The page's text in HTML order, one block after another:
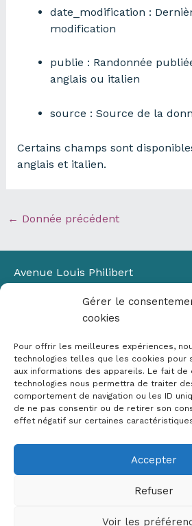
Gérer le
cookies
Pour offrir les meilleures expériences,
technologies telles que les cookies pour
aux informations des appareils. Le fait de
technologies nous permettra de traiter
comportement de navigation ou les ID
de ne pas consentir ou de retirer son
effet négatif sur certaines
Accepter
Refuser
Voir les
date_modification :
modification
publie : Randonnée
anglais ou italien
source : Source de la
Certains champs sont
anglais et italien.
← Donnée précédent
Avenue Louis Philibert
Bâtiment Laennec
13100 Aix-en-Provence
✉ contact@crige-paca.org
Mentions légales
RGPD